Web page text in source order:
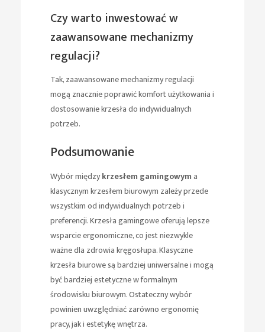
Czy warto inwestować w
zaawansowane mechanizmy
regulacji?
Tak, zaawansowane mechanizmy regulacji
mogą znacznie poprawić komfort użytkowania i
dostosowanie krzesła do indywidualnych
potrzeb.
Podsumowanie
Wybór międzykrzesłem gamingowyma
klasycznym krzesłem biurowym zależy przede
wszystkim od indywidualnych potrzeb i
preferencji. Krzesła gamingowe oferują lepsze
wsparcie ergonomiczne, co jest niezwykle
ważne dla zdrowia kręgosłupa. Klasyczne
krzesła biurowe są bardziej uniwersalne i mogą
być bardziej estetyczne w formalnym
środowisku biurowym. Ostateczny wybór
powinien uwzględniać zarówno ergonomię
pracy, jak i estetykę wnętrza.